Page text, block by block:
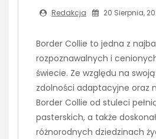
Redakcja 20 Sierpnia,
Border Collie to jedna z
rozpoznawalnych i
świecie. Ze względu na
zdolności adaptacyjne oraz
Border Collie od stuleci
pasterskich, a także
różnorodnych dziedzinach